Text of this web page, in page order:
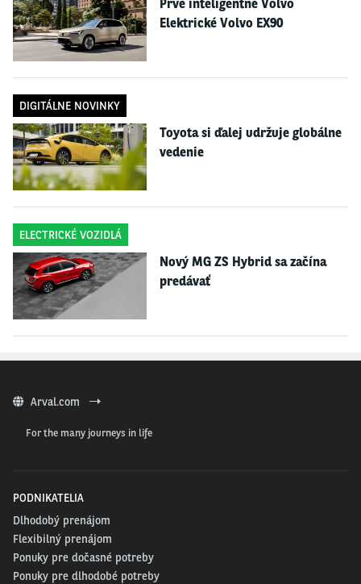
Prvé inteligentné Volvo
Elektrické Volvo EX90
DIGITÁLNE NOVINKY
Toyota si ďalej udržuje globálne
vedenie
ELECTRICKÉ VOZIDLÁ
Nový MG ZS Hybrid sa začína
predávať
Arval.com
For the many journeys in life
PODNIKATELIA
Dlhodobý prenájom
Flexibilný prenájom
Ponuky pre dočasné potreby
Ponuky pre dlhodobé potreby